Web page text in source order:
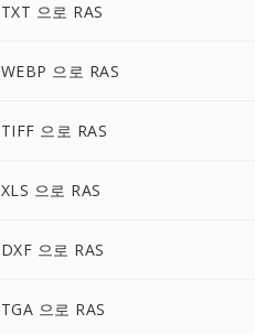
TXT 으로 RAS
WEBP 으로 RAS
TIFF 으로 RAS
XLS 으로 RAS
DXF 으로 RAS
TGA 으로 RAS